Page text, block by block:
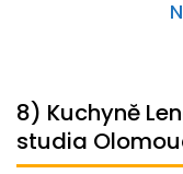
8) Kuchyně
studia